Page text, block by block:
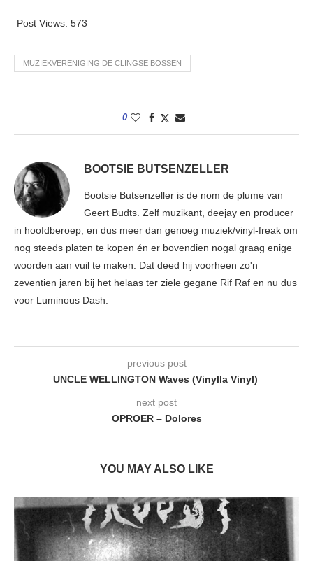
Post Views: 573
MUZIEKVERENIGING DE CLINGSE BOSSEN
0
BOOTSIE BUTSENZELLER
Bootsie Butsenzeller is de nom de plume van
Geert Budts. Zelf muzikant, deejay en producer
in hoofdberoep, en dus meer dan genoeg muziek/vinyl-freak om
nog steeds platen te kopen én er bovendien nogal graag enige
woorden aan vuil te maken. Dat deed hij voorheen zo'n
zeventien jaren bij het helaas ter ziele gegane Rif Raf en nu dus
voor Luminous Dash.
previous post
UNCLE WELLINGTON Waves (Vinylla Vinyl)
next post
OPROER – Dolores
YOU MAY ALSO LIKE